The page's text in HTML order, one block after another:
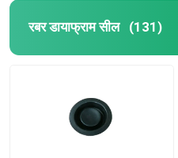
रबर डायाफ्राम सील (131)